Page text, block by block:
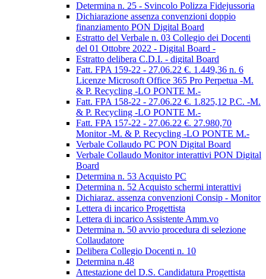
Determina n. 25 - Svincolo Polizza Fidejussoria
Dichiarazione assenza convenzioni doppio
finanziamento PON Digital Board
Estratto del Verbale n. 03 Collegio dei Docenti
del 01 Ottobre 2022 - Digital Board -
Estratto delibera C.D.I. - digital Board
Fatt. FPA 159-22 - 27.06.22 €. 1.449,36 n. 6
Licenze Microsoft Office 365 Pro Perpetua -M.
& P. Recycling -LO PONTE M.-
Fatt. FPA 158-22 - 27.06.22 €. 1.825,12 P.C. -M.
& P. Recycling -LO PONTE M.-
Fatt. FPA 157-22 - 27.06.22 €. 27.980,70
Monitor -M. & P. Recycling -LO PONTE M.-
Verbale Collaudo PC PON Digital Board
Verbale Collaudo Monitor interattivi PON Digital
Board
Determina n. 53 Acquisto PC
Determina n. 52 Acquisto schermi interattivi
Dichiaraz. assenza convenzioni Consip - Monitor
Lettera di incarico Progettista
Lettera di incarico Assistente Amm.vo
Determina n. 50 avvio procedura di selezione
Collaudatore
Delibera Collegio Docenti n. 10
Determina n.48
Attestazione del D.S. Candidatura Progettista